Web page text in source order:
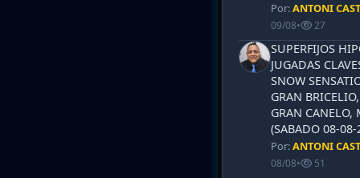
Por:ANTONI
09/08• 27
SUPERFIJOS
JUGADAS
SNOW
GRAN
GRAN CANELO,
(SABADO 08-
Por:ANTONI
08/08• 51